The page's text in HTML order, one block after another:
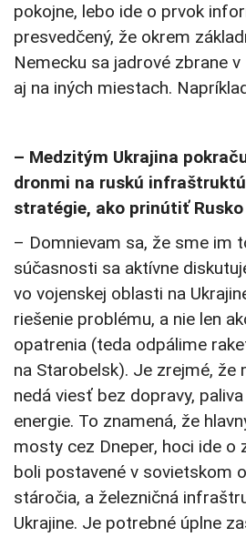
pokojne, lebo ide o prvok
presvedčený, že okrem
Nemecku sa jadrové zbrane
aj na iných miestach.
– Medzitým Ukrajina
dronmi na ruskú
stratégie, ako prinútiť
– Domnievam sa, že sme im
súčasnosti sa aktívne
vo vojenskej oblasti na
riešenie problému, a nie len
opatrenia (teda odpálime
na Starobelsk). Je zrejmé, že
nedá viesť bez dopravy,
energie. To znamená, že
mosty cez Dneper, hoci ide o
boli postavené v sovietskom
stáročia, a železničná
Ukrajine. Je potrebné úplne